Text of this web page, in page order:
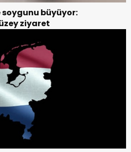
büyüyor:
ziyaret